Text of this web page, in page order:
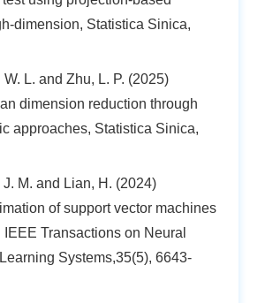
dimension, Statistica Sinica,
W. L. and Zhu, L. P. (2025)
dimension reduction through
approaches, Statistica Sinica,
J. M. and Lian, H. (2024)
of support vector machines
IEEE Transactions on Neural
Systems,35(5), 6643-